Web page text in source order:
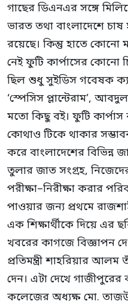
গাছের ডিএনএর সঙ্গে
ভারত তথা বাংলাদেশে
রয়েছে। কিন্তু হাতে কোনো
নেই ফুটি কার্পাসের কোনো
ছিল শুধু সুইডিস গবেষক
‘স্পেসিস প্লান্টেরাম’,
মতো কিছু বই। ফুটি কার্পাস
কোথাও টিকে থাকার
করে বাংলাদেশের বিভিন্ন
তুলার জাত সংগ্রহ,
পরীক্ষা–নিরীক্ষা করার
পাওয়ার জন্য প্রথমে
এক শিক্ষার্থীকে দিয়ে এর
খবরের কাগজে বিজ্ঞাপন
প্রতিমন্ত্রী শাহরিয়ার
দেন। এটা দেখে
কলেজের অধ্যক্ষ মো.